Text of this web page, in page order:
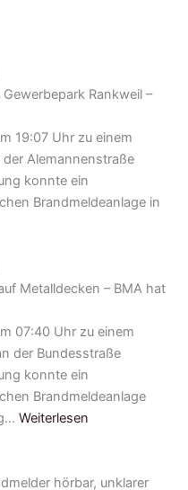
Rankweil –
19:07 Uhr zu einem
Alemannenstraße
konnte ein
Brandmeldeanlage in
Metalldecken – BMA hat
07:40 Uhr zu einem
der Bundesstraße
konnte ein
Brandmeldeanlage
Weiterlesen
hörbar, unklarer